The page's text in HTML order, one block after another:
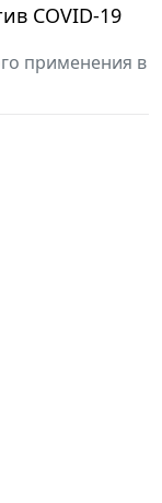
COVID-19
применения в